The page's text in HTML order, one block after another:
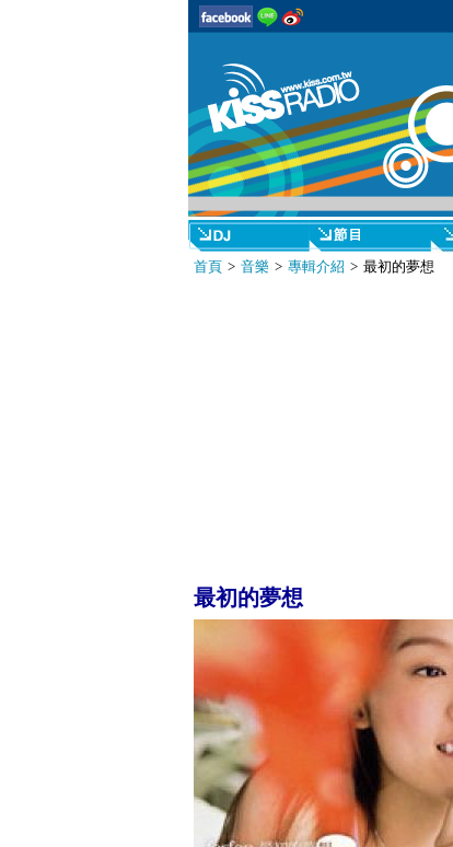
首頁> 音樂> 專輯介紹 > 最初的夢想
最初的夢想